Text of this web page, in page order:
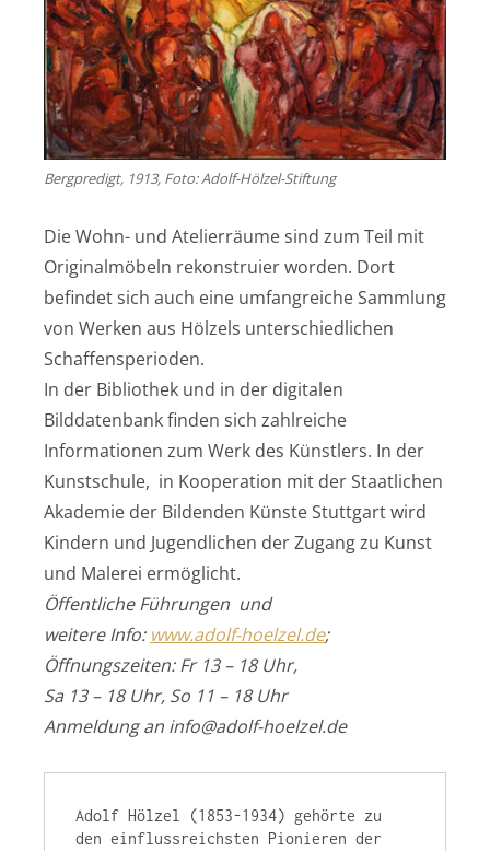
Bergpredigt, 1913, Foto: Adolf-Hölzel-Stiftung
Die Wohn- und Atelierräume sind zum Teil mit
Originalmöbeln rekonstruier worden. Dort
befindet sich auch eine umfangreiche Sammlung
von Werken aus Hölzels unterschiedlichen
Schaffensperioden.
In der Bibliothek und in der digitalen
Bilddatenbank finden sich zahlreiche
Informationen zum Werk des Künstlers. In der
Kunstschule, in Kooperation mit der Staatlichen
Akademie der Bildenden Künste Stuttgart wird
Kindern und Jugendlichen der Zugang zu Kunst
und Malerei ermöglicht.
Öffentliche Führungen und
weitere Info: www.adolf-hoelzel.de;
Öffnungszeiten: Fr 13 – 18 Uhr,
Sa 13 – 18 Uhr, So 11 – 18 Uhr
Anmeldung an info@adolf-hoelzel.de
Adolf Hölzel (1853-1934) gehörte zu
den einflussreichsten Pionieren der